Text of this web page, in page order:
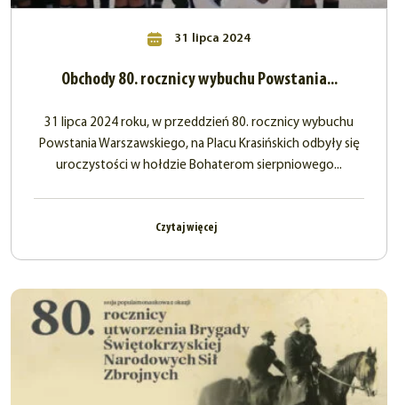
31 lipca 2024
Obchody 80. rocznicy wybuchu Powstania...
31 lipca 2024 roku, w przeddzień 80. rocznicy wybuchu
Powstania Warszawskiego, na Placu Krasińskich odbyły się
uroczystości w hołdzie Bohaterom sierpniowego...
Czytaj więcej